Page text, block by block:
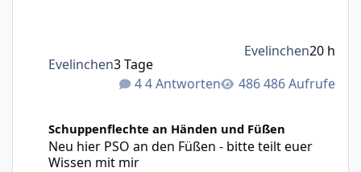
4 Antworten 486 Aufrufe
Evelinchen3 Tage
Evelinchen20 h
Schuppenflechte an Händen und Füßen
Neu hier PSO an den Füßen - bitte teilt euer
Wissen mit mir